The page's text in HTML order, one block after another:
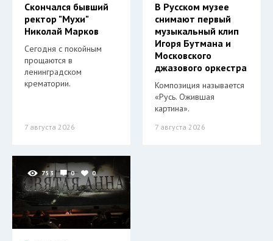
Скончался бывший
ректор "Мухи"
Николай Марков
Сегодня с покойным
прощаются в
ленинградском
крематории.
7 августа 2026
В Русском музее
снимают первый
музыкальный клип
Игоря Бутмана и
Московского
джазового оркестра
Композиция называется
«Русь. Ожившая
картина».
7 августа 2026
753 0 0